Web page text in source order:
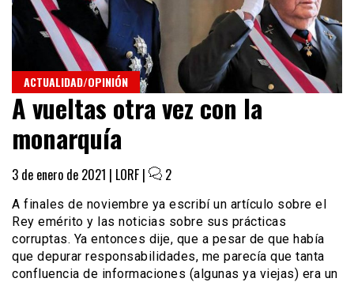
ACTUALIDAD/OPINIÓN
A vueltas otra vez con la
monarquía
3 de enero de 2021 | LORF | 2
A finales de noviembre ya escribí un artículo sobre el
Rey emérito y las noticias sobre sus prácticas
corruptas. Ya entonces dije, que a pesar de que había
que depurar responsabilidades, me parecía que tanta
confluencia de informaciones (algunas ya viejas) era un